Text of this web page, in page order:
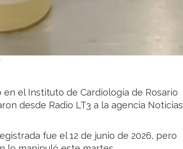
el Instituto de Cardiología de Rosario
desde Radio LT3 a la agencia Noticias
fue el 12 de junio de 2026, pero